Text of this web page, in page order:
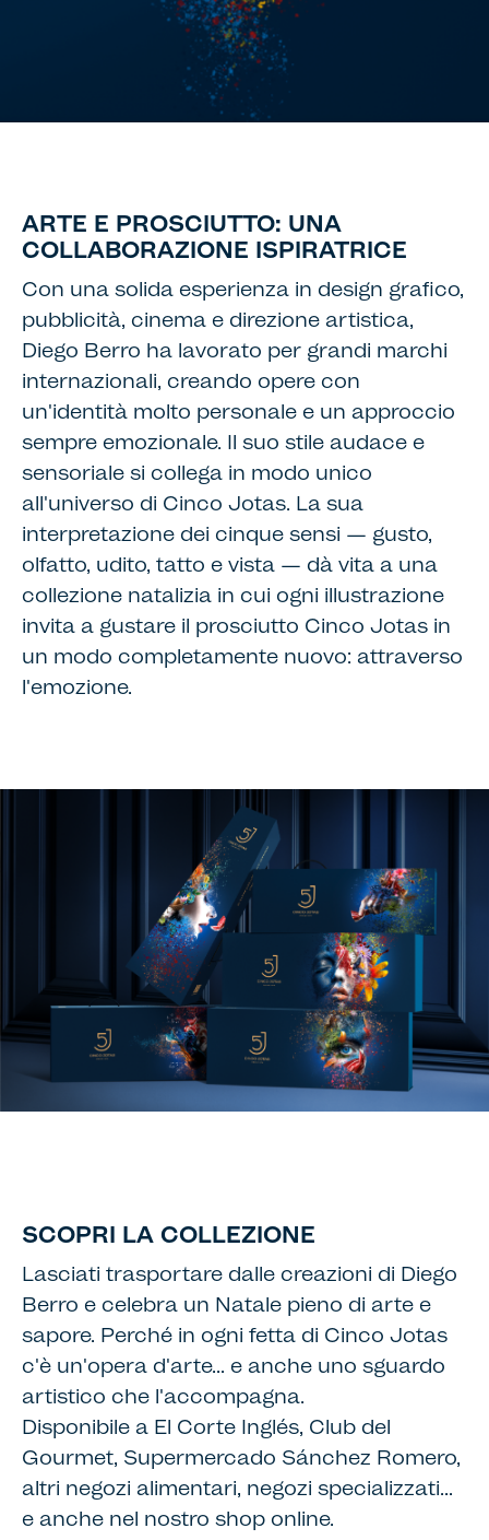
ARTE E PROSCIUTTO: UNA
COLLABORAZIONE ISPIRATRICE
Con una solida esperienza in design grafico,
pubblicità, cinema e direzione artistica,
Diego Berro ha lavorato per grandi marchi
internazionali, creando opere con
un'identità molto personale e un approccio
sempre emozionale. Il suo stile audace e
sensoriale si collega in modo unico
all'universo di Cinco Jotas. La sua
interpretazione dei cinque sensi — gusto,
olfatto, udito, tatto e vista — dà vita a una
collezione natalizia in cui ogni illustrazione
invita a gustare il prosciutto Cinco Jotas in
un modo completamente nuovo: attraverso
l'emozione.
SCOPRI LA COLLEZIONE
Lasciati trasportare dalle creazioni di Diego
Berro e celebra un Natale pieno di arte e
sapore. Perché in ogni fetta di Cinco Jotas
c'è un'opera d'arte… e anche uno sguardo
artistico che l'accompagna.
Disponibile a El Corte Inglés, Club del
Gourmet, Supermercado Sánchez Romero,
altri negozi alimentari, negozi specializzati…
e anche nel nostro shop online.